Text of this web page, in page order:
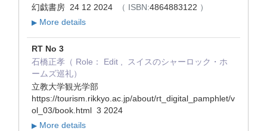
幻戯書房 24 12 2024
（ ISBN:4864883122 ）
▶ More details
RT No 3
石橋正孝（ Role： Edit , スイスのシャーロック・ホ
ームズ巡礼）
立教大学観光学部
https://tourism.rikkyo.ac.jp/about/rt_digital_pamphlet/v
ol_03/book.html 3 2024
▶ More details